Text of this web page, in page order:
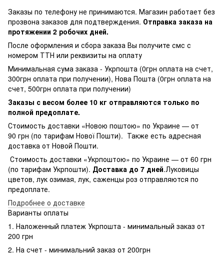
Заказы по телефону не принимаются. Магазин работает без
прозвона заказов для подтверждения. Отправка заказа на
протяжении 2 робочих дней.
После оформления и сбора заказа Вы получите смс с
номером ТТН или реквизиты на оплату
Минимальная сума заказа - Укрпошта (0грн оплата на счет,
300грн оплата при получении), Нова Пошта (0грн оплата на
счет, 500грн оплата при получении)
Заказы с весом более 10 кг отправляются только по
полной предоплате.
Стоимость доставки «Новою поштою» по Украине — от
90 грн (по тарифам Нової Пошти). Также есть адресная
доставка от Новой Пошти.
Стоимость доставки «Укрпоштою» по Украине — от 60 грн
(по тарифам Укрпошти). Доставка до 7 дней.Луковицы
цветов, лук озимая, лук, саженцы роз отправляются по
предоплате.
Подробнее о доставке
Варианты оплаты
1. Наложенный платеж Укрпошта - минимальный заказ от
200 грн
2. На счет - минимальний заказ от 200грн